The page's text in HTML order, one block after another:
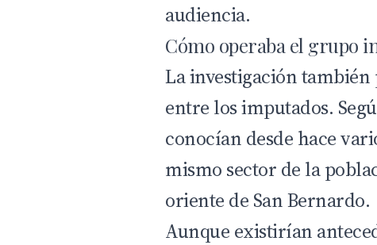
audiencia.
Cómo operaba el grupo
La investigación
entre los imputados.
conocían desde hace
mismo sector de la
oriente de San Bernardo.
Aunque existirían